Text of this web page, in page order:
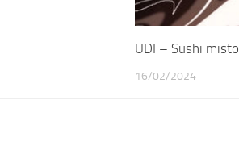
UDI – Sushi misto
16/02/2024